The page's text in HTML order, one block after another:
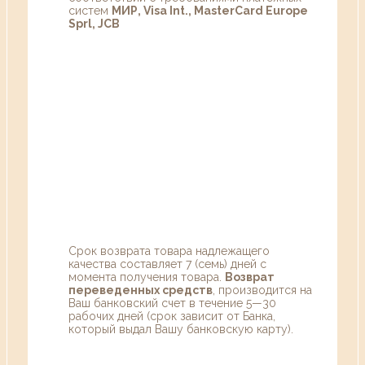
систем МИР, Visa Int., MasterCard Europe
Sprl, JCB
Срок возврата товара надлежащего
качества составляет 7 (семь) дней с
момента получения товара.
Возврат
переведенных средств , производится на
Ваш банковский счет в течение 5—30
рабочих дней (срок зависит от Банка,
который выдал Вашу банковскую карту).